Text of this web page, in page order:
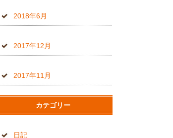
2018年6月
2017年12月
2017年11月
カテゴリー
日記